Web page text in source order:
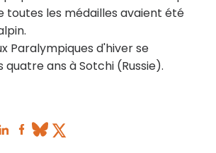
toutes les médailles avaient été
Paralympiques d'hiver se
ans à Sotchi (Russie).